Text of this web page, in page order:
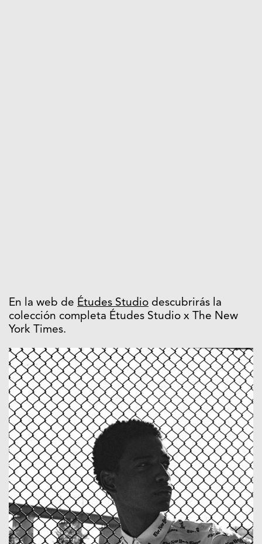
En la web de Études Studio descubrirás la
colección completa Études Studio x The New
York Times.